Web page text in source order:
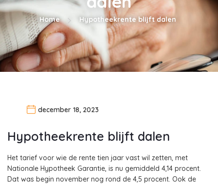
Home Hypotheekrente blijft dalen
december 18, 2023
Hypotheekrente blijft dalen
Het tarief voor wie de rente tien jaar vast wil zetten, met
Nationale Hypotheek Garantie, is nu gemiddeld 4,14 procent.
Dat was begin november nog rond de 4,5 procent. Ook de